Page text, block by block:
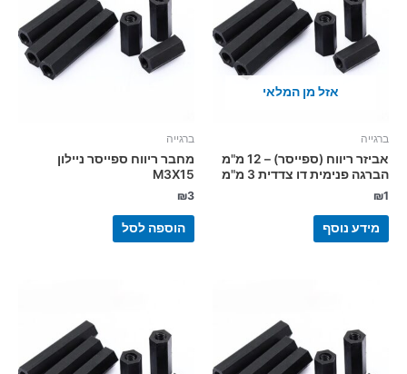
אזל מן המלאי
ברגייה
אביזר ריווח (ספייסר) – 12 מ"מ
הברגה פנימית דו צדדית 3 מ"מ
₪1
מידע נוסף
ברגייה
מחבר ריווח ספייסר ניילון
M3X15
₪3
הוספה לסל